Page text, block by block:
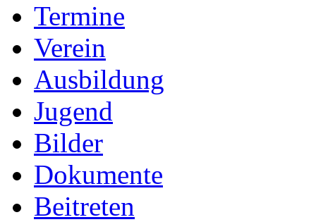
Termine
Verein
Ausbildung
Jugend
Bilder
Dokumente
Beitreten